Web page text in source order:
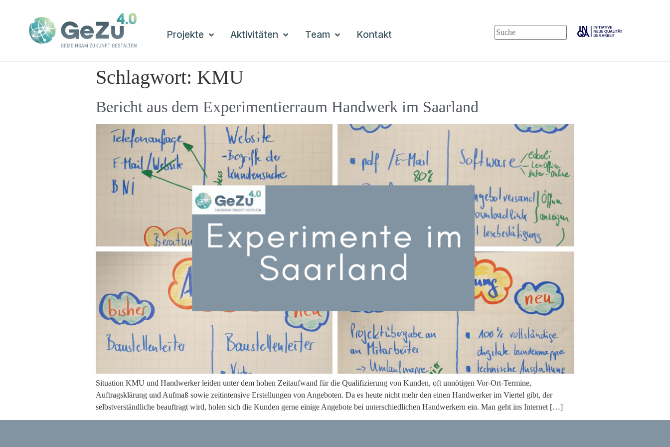
Projekte Aktivitäten Team Kontakt
Schlagwort: KMU
Bericht aus dem Experimentierraum Handwerk im Saarland
Situation KMU und Handwerker leiden unter dem hohen Zeitaufwand für die Qualifizierung von Kunden, oft unnötigen Vor-Ort-Termine,
Auftragsklärung und Aufmaß sowie zeitintensive Erstellungen von Angeboten. Da es heute nicht mehr den einen Handwerker im Viertel gibt, der
selbstverständliche beauftragt wird, holen sich die Kunden gerne einige Angebote bei unterschiedlichen Handwerkern ein. Man geht ins Internet […]